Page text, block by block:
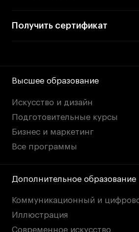
Получить сертификат
Высшее образование
Искусство и дизайн
Подготовительные курсы
Бизнес и маркетинг
Все программы
Дополнительное образование
Коммуникационный и
Иллюстрация
Современное искусство